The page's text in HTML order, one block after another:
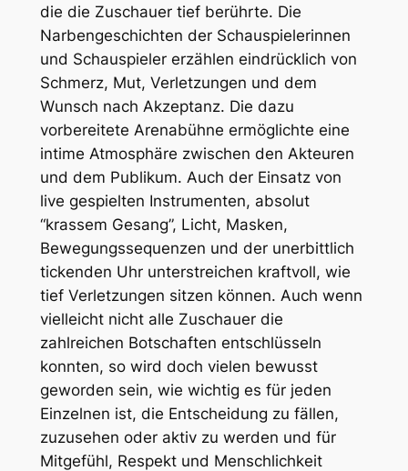
die die Zuschauer tief berührte. Die
Narbengeschichten der Schauspielerinnen
und Schauspieler erzählen eindrücklich von
Schmerz, Mut, Verletzungen und dem
Wunsch nach Akzeptanz. Die dazu
vorbereitete Arenabühne ermöglichte eine
intime Atmosphäre zwischen den Akteuren
und dem Publikum. Auch der Einsatz von
live gespielten Instrumenten, absolut
“krassem Gesang”, Licht, Masken,
Bewegungssequenzen und der unerbittlich
tickenden Uhr unterstreichen kraftvoll, wie
tief Verletzungen sitzen können. Auch wenn
vielleicht nicht alle Zuschauer die
zahlreichen Botschaften entschlüsseln
konnten, so wird doch vielen bewusst
geworden sein, wie wichtig es für jeden
Einzelnen ist, die Entscheidung zu fällen,
zuzusehen oder aktiv zu werden und für
Mitgefühl, Respekt und Menschlichkeit